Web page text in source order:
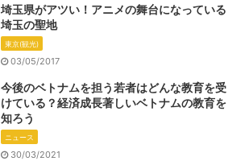
埼玉県がアツい！アニメの舞台になっている
埼玉の聖地
東京(観光)
03/05/2017
今後のベトナムを担う若者はどんな教育を受
けている？経済成長著しいベトナムの教育を
知ろう
ニュース
30/03/2021